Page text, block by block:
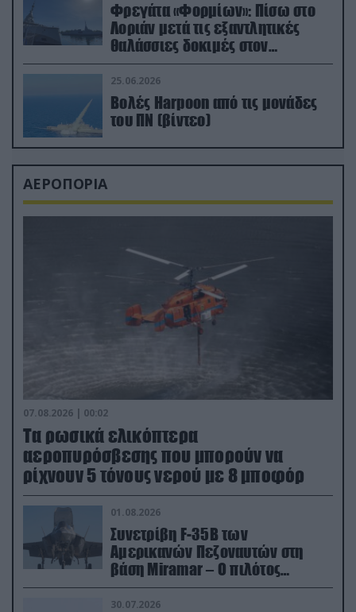
Φρεγάτα «Φορμίων»: Πίσω στο
Λοριάν μετά τις εξαντλητικές
θαλάσσιες δοκιμές στον
απαιτητικό Βισκαϊκό
25.06.2026
Βολές Harpoon από τις μονάδες
του ΠΝ (βίντεο)
ΑΕΡΟΠΟΡΙΑ
07.08.2026 | 00:02
Τα ρωσικά ελικόπτερα
αεροπυρόσβεσης που μπορούν να
ρίχνουν 5 τόνους νερού με 8 μποφόρ
01.08.2026
Συνετρίβη F-35B των
Αμερικανών Πεζοναυτών στη
βάση Miramar – Ο πιλότος
εκτινάχθηκε εγκαίρως
30.07.2026